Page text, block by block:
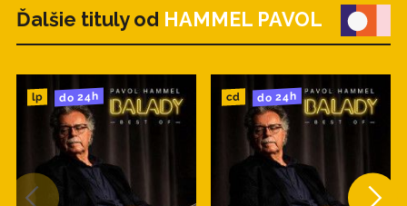
Ďalšie tituly od HAMMEL PAVOL
lp do 24h cd do 24h